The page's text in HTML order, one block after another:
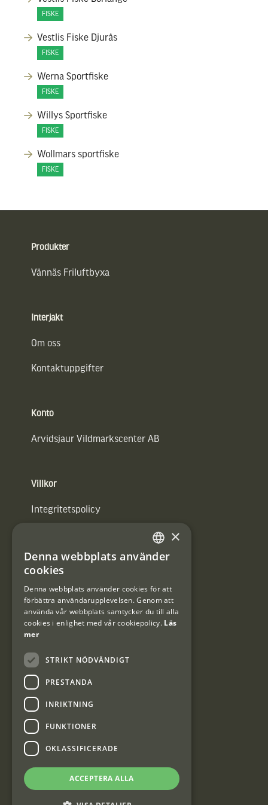
FISKE
Vestlis Fiske Djurås
FISKE
Werna Sportfiske
FISKE
Willys Sportfiske
FISKE
Wollmars sportfiske
FISKE
Produkter
Vännäs Friluftbyxa
Interjakt
Om oss
Kontaktuppgifter
Konto
Arvidsjaur Vildmarkscenter AB
Villkor
Integritetspolicy
#Interjaktfamily
Kundklubb
Information om kundklubben.
Interjakt Sweden AB, Årjäng
SWEDISH
×
Denna webbplats använder
cookies
Denna webbplats använder cookies för att
förbättra användarupplevelsen. Genom att
använda vår webbplats samtycker du till alla
cookies i enlighet med vår cookiepolicy. Läs
mer
STRIKT NÖDVÄNDIGT
PRESTANDA
INRIKTNING
FUNKTIONER
OKLASSIFICERADE
ACCEPTERA ALLA